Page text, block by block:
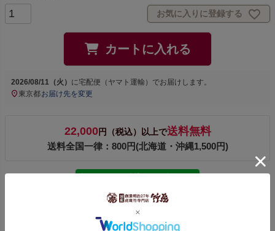
お気に入りに登録する
カートに入れる
2026/08/11（火） に宅配便（ヤマト運輸） でお届けします。
東京都お届け先を変更
22,000円（税込）以上で送料無料
送料全国一律：800円(北海道・沖縄1,500円)
今ならLINE ID連携で300ポイント
このページのレビューを見る